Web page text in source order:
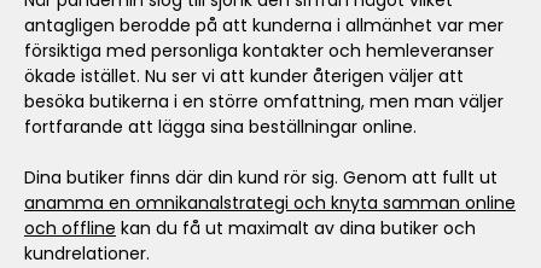
antagligen berodde på att kunderna i allmänhet var mer
försiktiga med personliga kontakter och hemleveranser
ökade istället. Nu ser vi att kunder återigen väljer att
besöka butikerna i en större omfattning, men man väljer
fortfarande att lägga sina beställningar online.
Dina butiker finns där din kund rör sig. Genom att fullt ut
anamma en omnikanalstrategi och knyta samman online
och offline kan du få ut maximalt av dina butiker och
kundrelationer.